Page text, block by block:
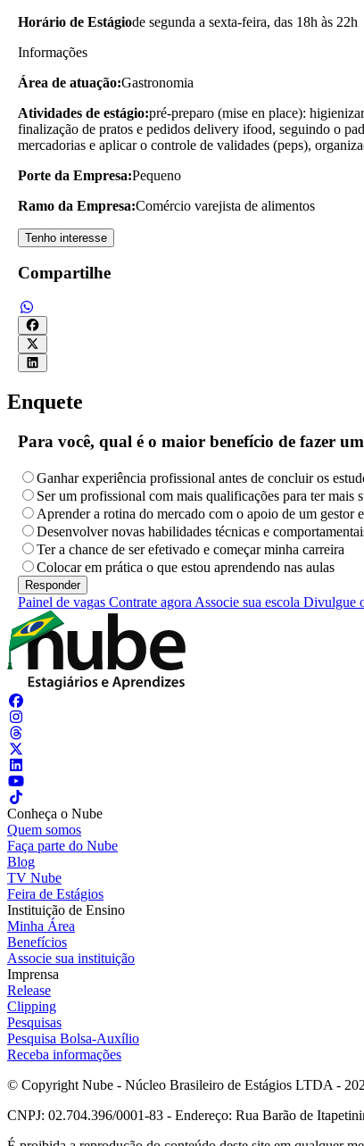
Horário de Estágiode segunda a sexta-feira, das 18h às 22h
Informações
Área de atuação:Gastronomia
Atividades de estágio:pré-preparo (mise en place):
finalização de pratos e pedidos delivery ifood, seguindo o
mercadorias e aplicar o controle de validades (peps),
Porte da Empresa:Pequeno
Ramo da Empresa:Comércio varejista de alimentos
Tenho interesse
Compartilhe
Enquete
Para você, qual é o maior benefício de fazer
Ganhar experiência profissional antes de concluir os
Ser um profissional com mais qualificações para ter mais
Aprender a rotina do mercado com o apoio de um gestor
Desenvolver novas habilidades técnicas e
Ter a chance de ser efetivado e começar minha carreira
Colocar em prática o que estou aprendendo nas aulas
Painel de vagas Contrate agora Associe sua escola Divulgue
Conheça o Nube
Quem somos
Faça parte do Nube
Blog
TV Nube
Feira de Estágios
Instituição de Ensino
Minha Área
Benefícios
Associe sua instituição
Imprensa
Release
Clipping
Pesquisas
Pesquisa Bolsa-Auxílio
Receba informações
© Copyright Nube - Núcleo Brasileiro de Estágios LTDA -
CNPJ: 02.704.396/0001-83 - Endereço: Rua Barão de